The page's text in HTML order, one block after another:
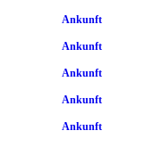
Ankunft
Ankunft
Ankunft
Ankunft
Ankunft